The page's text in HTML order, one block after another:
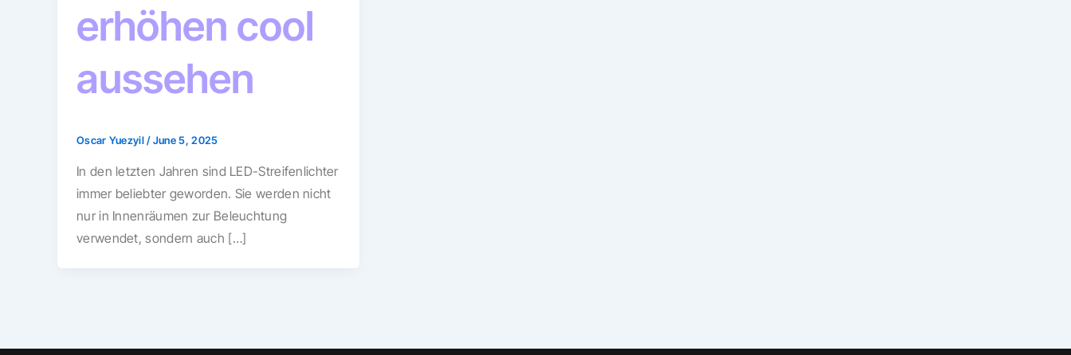
erhöhen cool
aussehen
Oscar Yuezyil/June 5, 2025
In den letzten Jahren sind LED-Streifenlichter
immer beliebter geworden. Sie werden nicht
nur in Innenräumen zur Beleuchtung
verwendet, sondern auch […]